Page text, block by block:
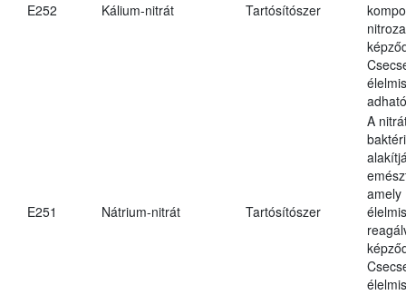
E252 Kálium-nitrát Tartósítószer
E251 Nátrium-nitrát Tartósítószer
A
amely